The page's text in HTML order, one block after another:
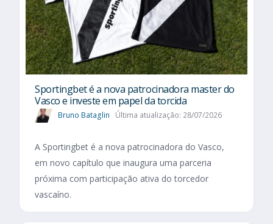
Sportingbet é a nova patrocinadora master do
Vasco e investe em papel da torcida
Bruno Bataglin Última atualização: 28/07/2026
A Sportingbet é a nova patrocinadora do Vasco,
em novo capítulo que inaugura uma parceria
próxima com participação ativa do torcedor
vascaíno.